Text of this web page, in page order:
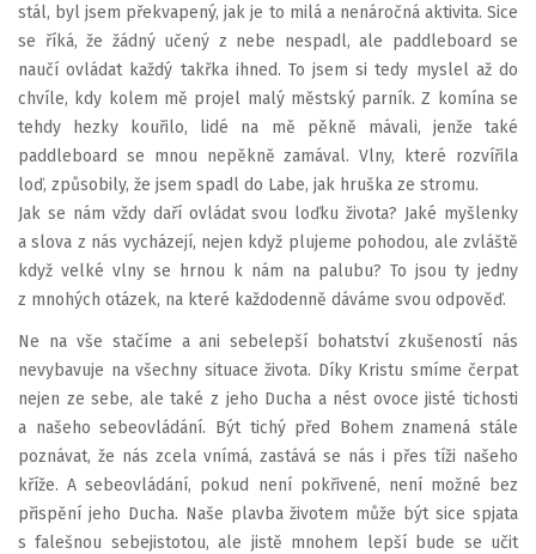
stál, byl jsem překvapený, jak je to milá a nenáročná aktivita. Sice
se říká, že žádný učený z nebe nespadl, ale paddleboard se
naučí ovládat každý takřka ihned. To jsem si tedy myslel až do
chvíle, kdy kolem mě projel malý městský parník. Z komína se
tehdy hezky kouřilo, lidé na mě pěkně mávali, jenže také
paddleboard se mnou nepěkně zamával. Vlny, které rozvířila
loď, způsobily, že jsem spadl do Labe, jak hruška ze stromu.
Jak se nám vždy daří ovládat svou loďku života? Jaké myšlenky
a slova z nás vycházejí, nejen když plujeme pohodou, ale zvláště
když velké vlny se hrnou k nám na palubu? To jsou ty jedny
z mnohých otázek, na které každodenně dáváme svou odpověď.
Ne na vše stačíme a ani sebelepší bohatství zkušeností nás
nevybavuje na všechny situace života. Díky Kristu smíme čerpat
nejen ze sebe, ale také z jeho Ducha a nést ovoce jisté tichosti
a našeho sebeovládání. Být tichý před Bohem znamená stále
poznávat, že nás zcela vnímá, zastává se nás i přes tíži našeho
kříže. A sebeovládání, pokud není pokřivené, není možné bez
přispění jeho Ducha. Naše plavba životem může být sice spjata
s falešnou sebejistotou, ale jistě mnohem lepší bude se učit